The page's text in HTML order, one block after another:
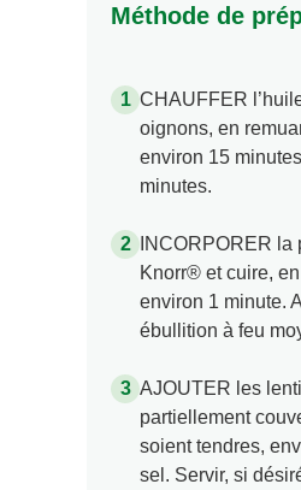
Méthode de
CHAUFFER
oignons, en
environ 15
minutes.
INCORPORER
Knorr® et cuire,
environ 1 minute.
ébullition à feu
AJOUTER les
partiellement
soient tendres,
sel. Servir, si